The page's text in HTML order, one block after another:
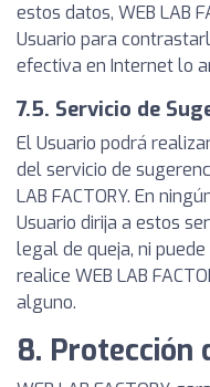
estos datos, WEB LAB
Usuario para
efectiva en Internet lo
7.5. Servicio de
El Usuario podrá
del servicio de
LAB FACTORY. En
Usuario dirija a estos
legal de queja, ni
realice WEB LAB
alguno.
8. Protección